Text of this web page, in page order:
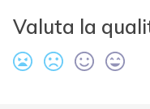
Valuta la